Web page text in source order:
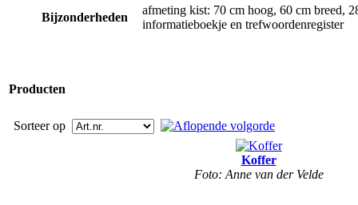
Bijzonderheden
afmeting kist: 70 cm hoog, 60 cm breed,
informatieboekje en trefwoordenregister
Producten
Sorteer op
Koffer
Foto: Anne van der Velde